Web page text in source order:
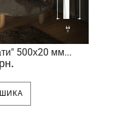
500х20 мм...